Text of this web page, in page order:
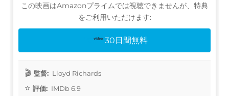
この映画はAmazonプライムでは視聴できませんが、特典
をご利用いただけます:
30日間無料
監督: Lloyd Richards
評価: IMDb 6.9